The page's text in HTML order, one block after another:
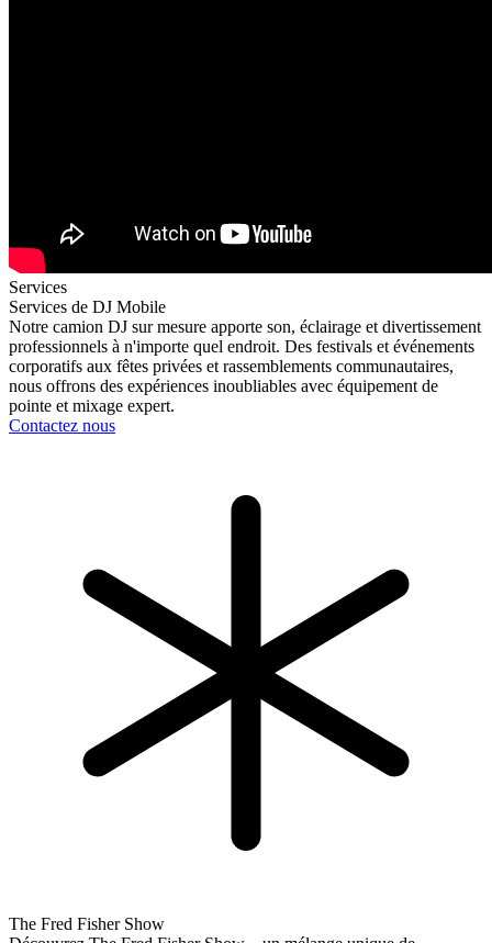
Services
Services de DJ Mobile
Notre camion DJ sur mesure apporte son, éclairage et divertissement
professionnels à n'importe quel endroit. Des festivals et événements
corporatifs aux fêtes privées et rassemblements communautaires,
nous offrons des expériences inoubliables avec équipement de
pointe et mixage expert.
Contactez nous
The Fred Fisher Show